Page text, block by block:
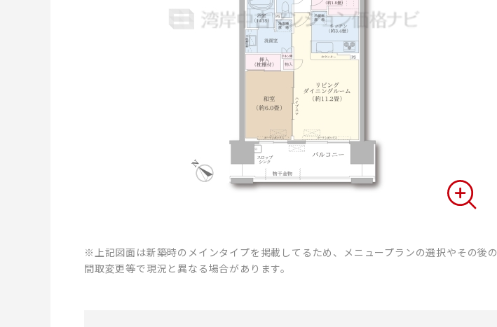
※上記図面は新築時のメインタイプを掲載してるため、メニュープランの選択やその後の
間取変更等で現況と異なる場合があります。